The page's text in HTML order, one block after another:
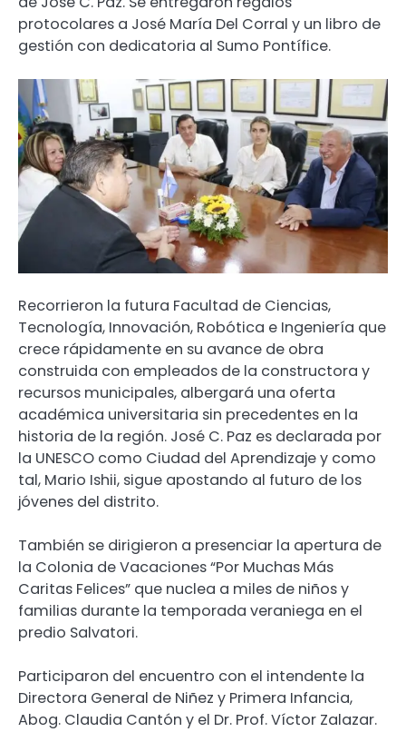
protocolares a José María Del Corral y un libro de
gestión con dedicatoria al Sumo Pontífice.
Recorrieron la futura Facultad de Ciencias,
Tecnología, Innovación, Robótica e Ingeniería que
crece rápidamente en su avance de obra
construida con empleados de la constructora y
recursos municipales, albergará una oferta
académica universitaria sin precedentes en la
historia de la región. José C. Paz es declarada por
la UNESCO como Ciudad del Aprendizaje y como
tal, Mario Ishii, sigue apostando al futuro de los
jóvenes del distrito.
También se dirigieron a presenciar la apertura de
la Colonia de Vacaciones “Por Muchas Más
Caritas Felices” que nuclea a miles de niños y
familias durante la temporada veraniega en el
predio Salvatori.
Participaron del encuentro con el intendente la
Directora General de Niñez y Primera Infancia,
Abog. Claudia Cantón y el Dr. Prof. Víctor Zalazar.